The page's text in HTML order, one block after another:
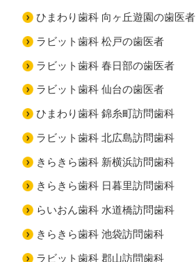
ひまわり歯科 向ヶ丘遊園の歯医者
ラビット歯科 松戸の歯医者
ラビット歯科 春日部の歯医者
ラビット歯科 仙台の歯医者
ひまわり歯科 錦糸町訪問歯科
ラビット歯科 北広島訪問歯科
きらきら歯科 新横浜訪問歯科
きらきら歯科 日暮里訪問歯科
らいおん歯科 水道橋訪問歯科
きらきら歯科 池袋訪問歯科
ラビット歯科 郡山訪問歯科